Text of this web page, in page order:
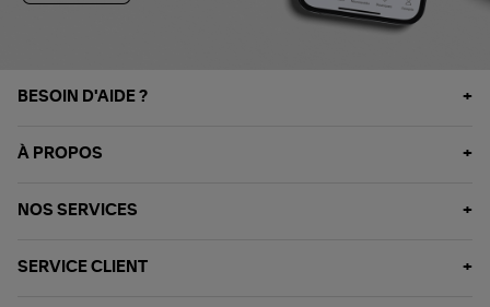
BESOIN D'AIDE ?
À PROPOS
NOS SERVICES
SERVICE CLIENT